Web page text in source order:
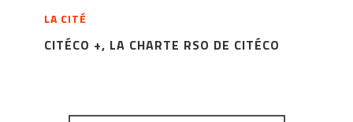
LA CITÉ
CITÉCO +, LA CHARTE RSO DE CITÉCO